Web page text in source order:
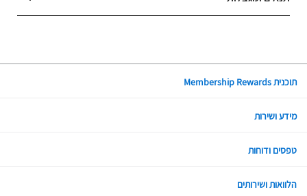
תוכנית Membership Rewards
מידע ושירות
טפסים ודוחות
הלוואות ושירותים